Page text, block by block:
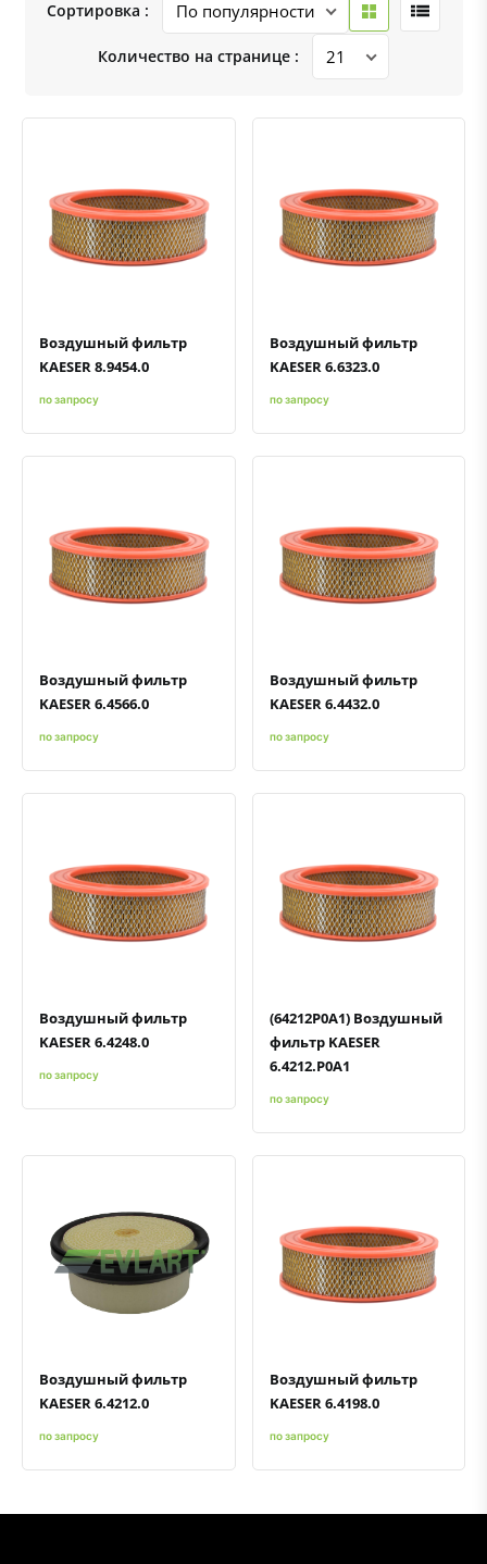
Сортировка :
Количество на странице :
Быстрый просмотрДобавить к сравнению
Добавить в избранное
Воздушный фильтр
KAESER 8.9454.0
по запросу
Быстрый просмотрДобавить к сравнению
Добавить в избранное
Воздушный фильтр
KAESER 6.6323.0
по запросу
Быстрый просмотрДобавить к сравнению
Добавить в избранное
Воздушный фильтр
KAESER 6.4566.0
по запросу
Быстрый просмотрДобавить к сравнению
Добавить в избранное
Воздушный фильтр
KAESER 6.4432.0
по запросу
Быстрый просмотрДобавить к сравнению
Добавить в избранное
Воздушный фильтр
KAESER 6.4248.0
по запросу
Быстрый просмотрДобавить к сравнению
Добавить в избранное
(64212P0A1) Воздушный
фильтр KAESER
6.4212.P0A1
по запросу
Быстрый просмотрДобавить к сравнению
Добавить в избранное
Воздушный фильтр
KAESER 6.4212.0
по запросу
Быстрый просмотрДобавить к сравнению
Добавить в избранное
Воздушный фильтр
KAESER 6.4198.0
по запросу